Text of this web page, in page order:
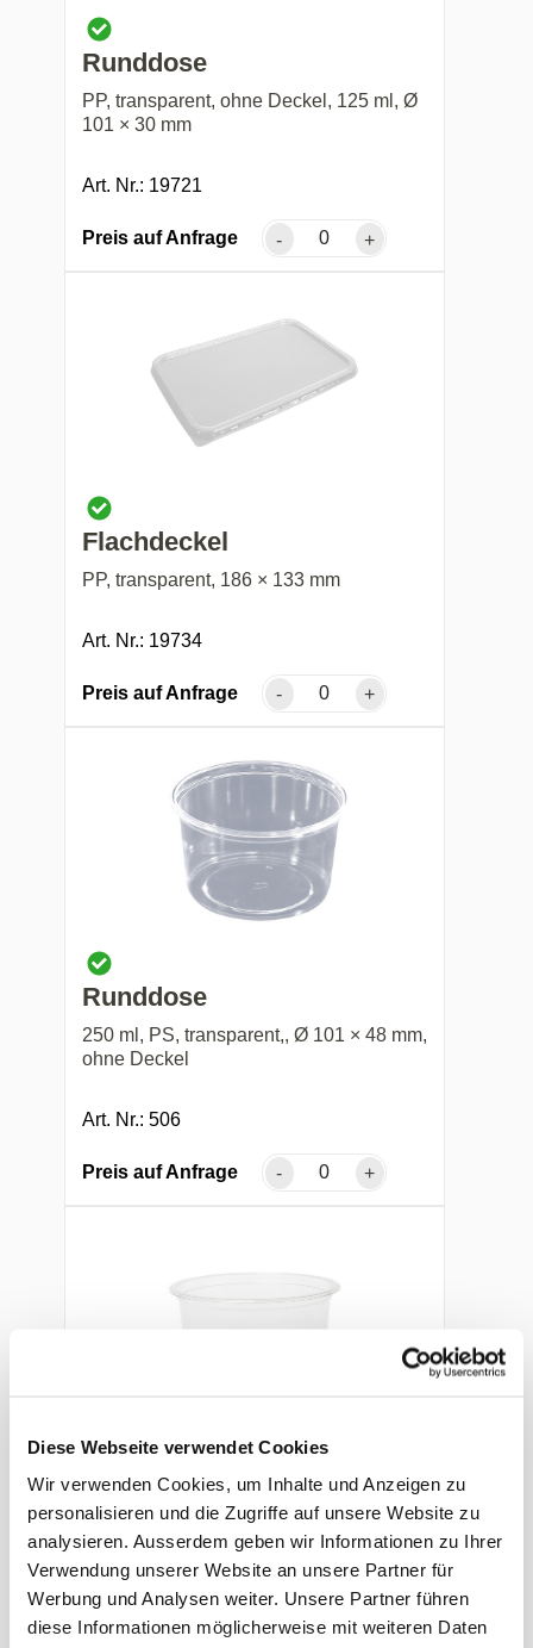
Diese Webseite verwendet Cookies
Wir verwenden Cookies, um Inhalte und Anzeigen zu
personalisieren und die Zugriffe auf unsere Website zu
analysieren. Ausserdem geben wir Informationen zu Ihrer
Verwendung unserer Website an unsere Partner für
Werbung und Analysen weiter. Unsere Partner führen
diese Informationen möglicherweise mit weiteren Daten
Runddose
PP, transparent, ohne Deckel, 125 ml, Ø
101 × 30 mm
Art. Nr.: 19721
Preis auf Anfrage - +
Flachdeckel
PP, transparent, 186 × 133 mm
Art. Nr.: 19734
Preis auf Anfrage - +
Runddose
250 ml, PS, transparent,, Ø 101 × 48 mm,
ohne Deckel
Art. Nr.: 506
Preis auf Anfrage - +
Runddose
400 ml, rPET, transparent,, Ø 117 × 65
mm, ohne Deckel
Art. Nr.: 30208.1